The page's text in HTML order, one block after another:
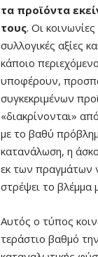
τα προϊόντα
τους. Οι
συλλογικές αξίες
κάποιο
υποφέρουν,
συγκεκριμένων
«διακρίνονται»
με το βαθύ
κατανάλωση, η
εκ των πραγμάτων
στρέψει το βλέμμα
Αυτός ο τύπος
τεράστιο βαθμό